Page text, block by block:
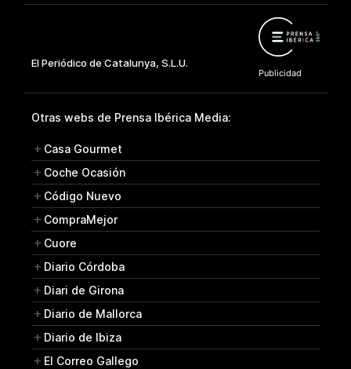
Otras webs de Prensa Ibérica Media:
Casa Gourmet
Coche Ocasión
Código Nuevo
CompraMejor
Cuore
Diario Córdoba
Diari de Girona
Diario de Mallorca
Diario de Ibiza
El Correo Gallego